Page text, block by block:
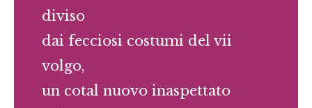
diviso
dai fecciosi costumi del vii
volgo,
un cotal nuovo inaspettato